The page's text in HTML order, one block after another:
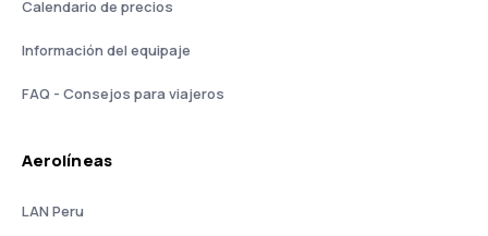
Calendario de precios
Información del equipaje
FAQ - Consejos para viajeros
Aerolíneas
LAN Peru